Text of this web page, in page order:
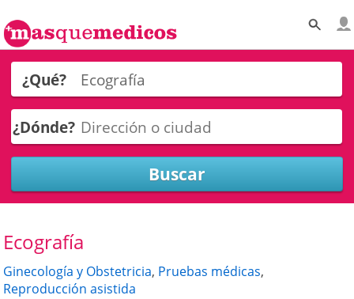
¿Qué?
¿Dónde?
Ecografía
Ginecología y Obstetricia, Pruebas médicas,
Reproducción asistida